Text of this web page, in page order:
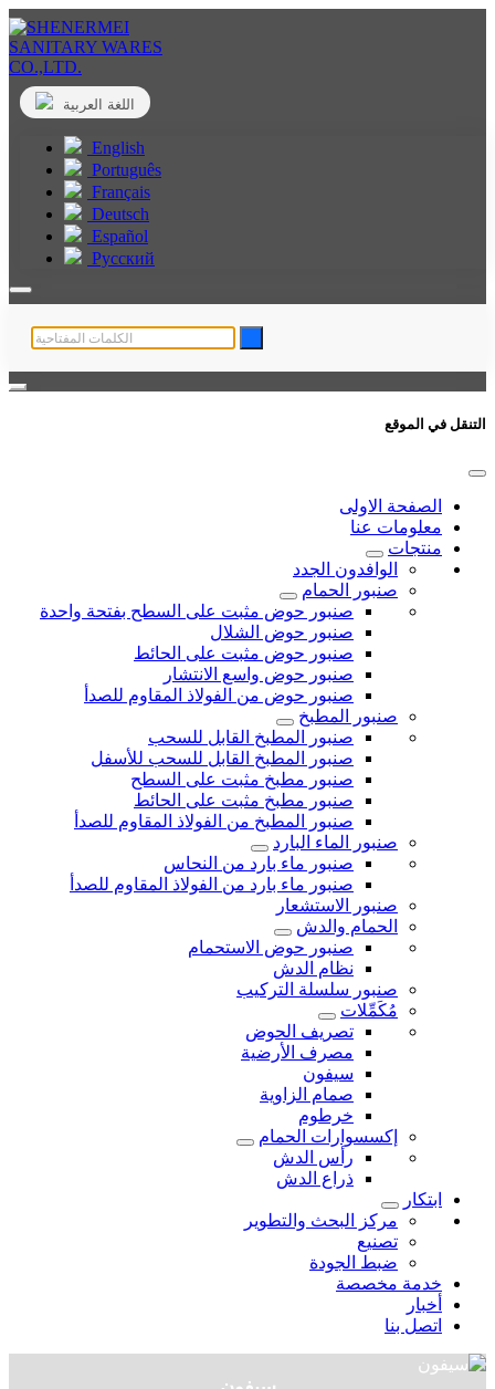
اللغة العربية
English
Português
Français
Deutsch
Español
Русский
التنقل في الموقع
الصفحة الاولى
معلومات عنا
منتجات
الوافدون الجدد
صنبور الحمام
صنبور حوض مثبت على السطح بفتحة واحدة
صنبور حوض الشلال
صنبور حوض مثبت على الحائط
صنبور حوض واسع الانتشار
صنبور حوض من الفولاذ المقاوم للصدأ
صنبور المطبخ
صنبور المطبخ القابل للسحب
صنبور المطبخ القابل للسحب للأسفل
صنبور مطبخ مثبت على السطح
صنبور مطبخ مثبت على الحائط
صنبور المطبخ من الفولاذ المقاوم للصدأ
صنبور الماء البارد
صنبور ماء بارد من النحاس
صنبور ماء بارد من الفولاذ المقاوم للصدأ
صنبور الاستشعار
الحمام والدش
صنبور حوض الاستحمام
نظام الدش
صنبور سلسلة التركيب
مُكَمِّلات
تصريف الحوض
مصرف الأرضية
سيفون
صمام الزاوية
خرطوم
إكسسوارات الحمام
رأس الدش
ذراع الدش
ابتكار
مركز البحث والتطوير
تصنيع
ضبط الجودة
خدمة مخصصة
أخبار
اتصل بنا